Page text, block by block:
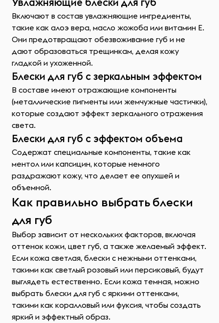
Включают в состав увлажняющие ингредиенты,
такие как алоэ вера, масло жожоба или витамин Е.
Они предотвращают обезвоживание губ и не
дают образоваться трещинкам, делая кожу
гладкой и ухоженной.
Блески для губ с зеркальным эффектом
В составе имеют отражающие компоненты
(металлические пигменты или жемчужные частички),
которые создают эффект зеркального отражения
света.
Блески для губ с эффектом объема
Содержат специальные компоненты, такие как
ментол или капсицин, которые немного
раздражают кожу, что делает ее опухшей и
объемной.
Как правильно выбрать блески
для губ
Выбор зависит от нескольких факторов, включая
оттенок кожи, цвет губ, а также желаемый эффект.
Если кожа светлая, блески с нежными оттенками,
такими как светлый розовый или персиковый, будут
выглядеть естественно. Если кожа темная, можно
выбрать блески для губ с яркими оттенками,
такими как коралловый или фуксия, чтобы создать
яркий и эффектный образ.